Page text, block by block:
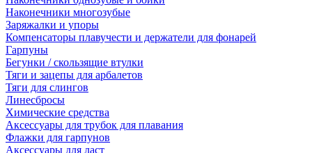
Наконечники многозубые
Заряжалки и упоры
Компенсаторы плавучести и держатели для фонарей
Гарпуны
Бегунки / скользящие втулки
Тяги и зацепы для арбалетов
Тяги для слингов
Линесбросы
Химические средства
Аксессуары для трубок для плавания
Флажки для гарпунов
Аксессуары для ласт